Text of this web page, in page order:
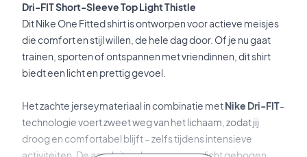
Dri-FIT Short-Sleeve Top Light Thistle
Dit Nike One Fitted shirt is ontworpen voor actieve meisjes
die comfort en stijl willen, de hele dag door. Of je nu gaat
trainen, sporten of ontspannen met vriendinnen, dit shirt
biedt een licht en prettig gevoel.
Het zachte jerseymateriaal in combinatie metNike Dri-FIT-
technologie voert zweet weg van het lichaam, zodat jij
droog en comfortabel blijft – zelfs tijdens intensieve